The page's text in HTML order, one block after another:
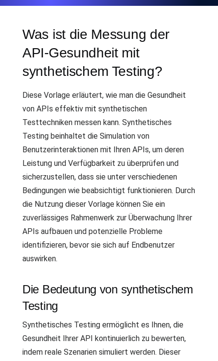
Was ist die Messung der
API-Gesundheit mit
synthetischem Testing?
Diese Vorlage erläutert, wie man die Gesundheit
von APIs effektiv mit synthetischen
Testtechniken messen kann. Synthetisches
Testing beinhaltet die Simulation von
Benutzerinteraktionen mit Ihren APIs, um deren
Leistung und Verfügbarkeit zu überprüfen und
sicherzustellen, dass sie unter verschiedenen
Bedingungen wie beabsichtigt funktionieren. Durch
die Nutzung dieser Vorlage können Sie ein
zuverlässiges Rahmenwerk zur Überwachung Ihrer
APIs aufbauen und potenzielle Probleme
identifizieren, bevor sie sich auf Endbenutzer
auswirken.
Die Bedeutung von synthetischem
Testing
Synthetisches Testing ermöglicht es Ihnen, die
Gesundheit Ihrer API kontinuierlich zu bewerten,
indem reale Szenarien simuliert werden. Dieser